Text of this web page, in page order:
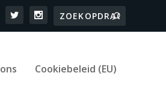
Cookiebeleid (EU)